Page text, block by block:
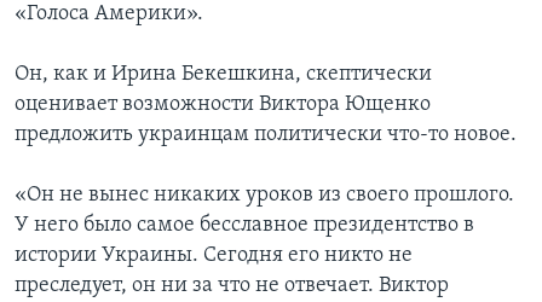
«Голоса Америки».
Он, как и Ирина Бекешкина, скептически
оценивает возможности Виктора Ющенко
предложить украинцам политически что-то новое.
«Он не вынес никаких уроков из своего прошлого.
У него было самое бесславное президентство в
истории Украины. Сегодня его никто не
преследует, он ни за что не отвечает. Виктор